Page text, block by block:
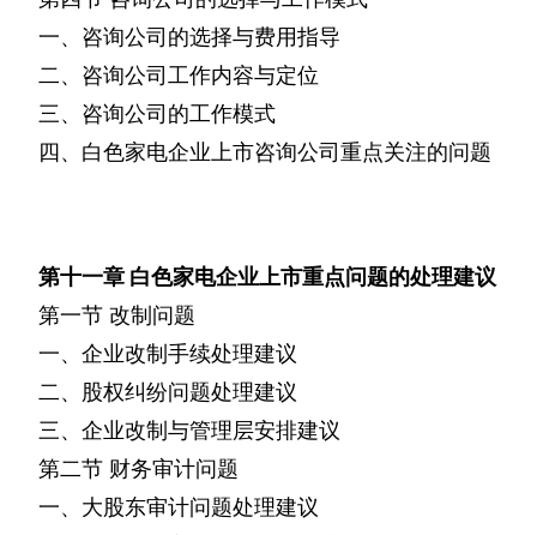
一、咨询公司的选择与费用指导
二、咨询公司工作内容与定位
三、咨询公司的工作模式
四、白色家电企业上市咨询公司重点关注的问题
第十一章 白色家电企业上市重点问题的处理建议
第一节 改制问题
一、企业改制手续处理建议
二、股权纠纷问题处理建议
三、企业改制与管理层安排建议
第二节 财务审计问题
一、大股东审计问题处理建议